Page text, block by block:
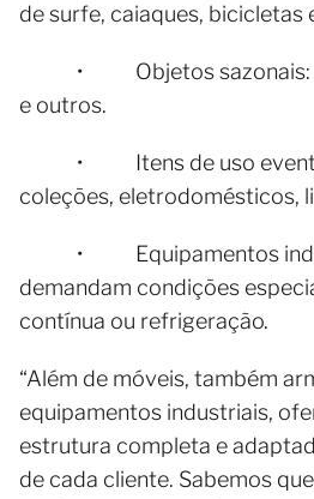
de surfe, caiaques, bicicletas
• Objetos sazonais:
e outros.
• Itens de uso
coleções, eletrodomésticos,
• Equipamentos
demandam condições
contínua ou refrigeração.
“Além de móveis, também
equipamentos industriais,
estrutura completa e
de cada cliente. Sabemos